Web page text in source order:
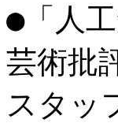
●「人
芸術批
スタッ